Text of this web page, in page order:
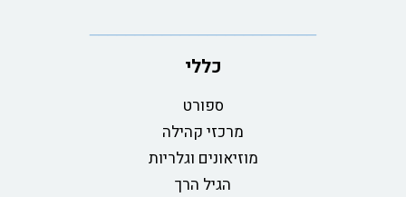
כללי
ספורט
מרכזי קהילה
מוזיאונים וגלריות
הגיל הרך